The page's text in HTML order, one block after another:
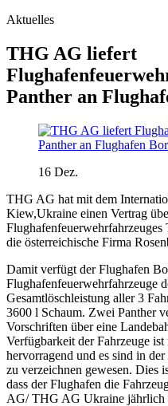
Aktuelles
THG AG liefert
Panther an
16 Dez.
THG AG hat mit dem
Kiew,Ukraine einen Vertrag
die österreichische Firma
Damit verfügt der Flughafen
Flughafenfeuerwehrfahrzeuge
Gesamtlöschleistung aller 3
3600 l Schaum. Zwei Panther
Vorschriften über eine
Verfügbarkeit der Fahrzeuge
hervorragend und es sind in
zu verzeichnen gewesen. Dies
dass der Flughafen die
AG/ THG AG Ukraine jährlich